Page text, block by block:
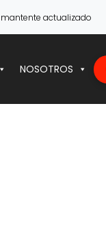
actualizado
NOSOTROS